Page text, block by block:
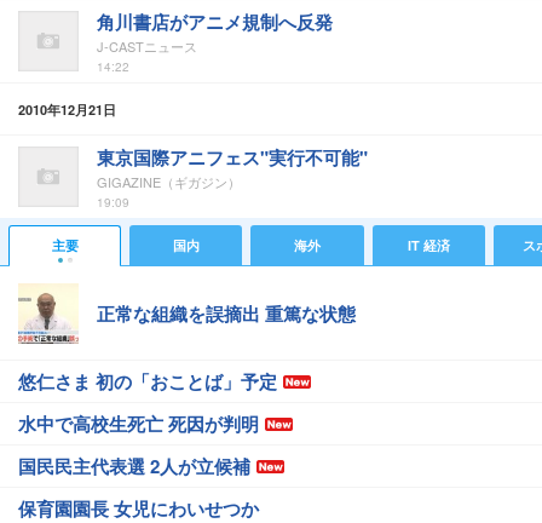
角川書店がアニメ規制へ反発
J-CASTニュース
14:22
2010年12月21日
東京国際アニフェス"実行不可能"
GIGAZINE（ギガジン）
19:09
主要 国内 海外 IT 経済 ス
正常な組織を誤摘出 重篤な状態
悠仁さま 初の「おことば」予定
水中で高校生死亡 死因が判明
国民民主代表選 2人が立候補
保育園園長 女児にわいせつか